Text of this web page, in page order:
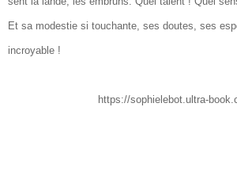
Et sa modestie si touchante, ses doutes, ses
incroyable !
https://sophielebot.ultra-